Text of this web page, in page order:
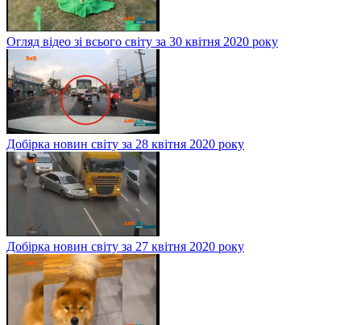
Огляд відео зі всього світу за 30 квітня 2020 року
Добірка новин світу за 28 квітня 2020 року
Добірка новин світу за 27 квітня 2020 року